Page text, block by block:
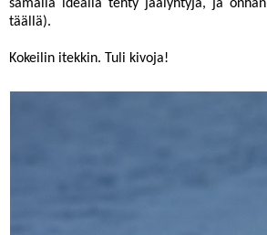
samalla idealla tehty jäälyhtyjä, ja
täällä).
Kokeilin itekkin. Tuli kivoja!